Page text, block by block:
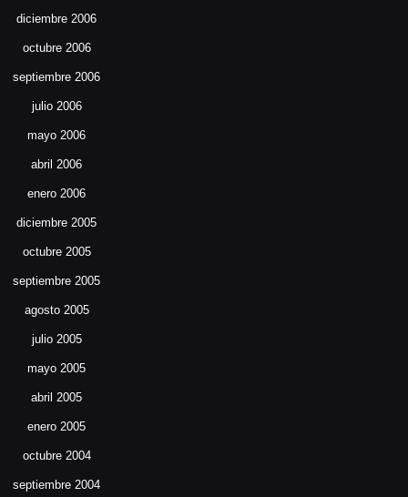
diciembre 2006
octubre 2006
septiembre 2006
julio 2006
mayo 2006
abril 2006
enero 2006
diciembre 2005
octubre 2005
septiembre 2005
agosto 2005
julio 2005
mayo 2005
abril 2005
enero 2005
octubre 2004
septiembre 2004